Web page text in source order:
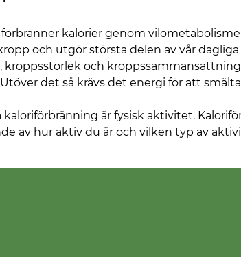
kalorier genom
och utgör största delen av vår
kroppsstorlek och
det så krävs det energi för att
är fysisk aktivitet.
av hur aktiv du är och vilken typ av